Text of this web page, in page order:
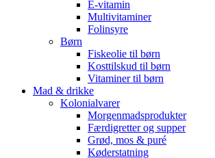
E-vitamin
Multivitaminer
Folinsyre
Børn
Fiskeolie til børn
Kosttilskud til børn
Vitaminer til børn
Mad & drikke
Kolonialvarer
Morgenmadsprodukter
Færdigretter og supper
Grød, mos & puré
Køderstatning